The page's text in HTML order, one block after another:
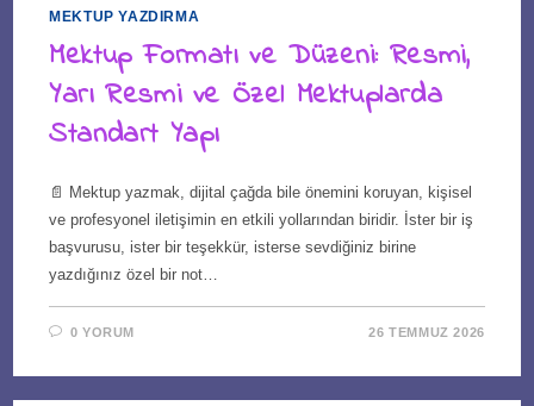
MEKTUP YAZDIRMA
Mektup Formatı ve Düzeni: Resmi,
Yarı Resmi ve Özel Mektuplarda
Standart Yapı
📄 Mektup yazmak, dijital çağda bile önemini koruyan, kişisel
ve profesyonel iletişimin en etkili yollarından biridir. İster bir iş
başvurusu, ister bir teşekkür, isterse sevdiğiniz birine
yazdığınız özel bir not…
0 YORUM 26 TEMMUZ 2026